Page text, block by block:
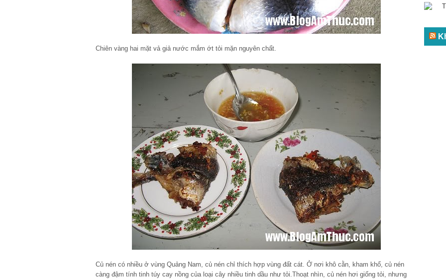
Chiên vàng hai mặt vả giả nước mắm ớt tỏi mặn nguyên chất.
Củ nén có nhiều ở vùng Quảng Nam, củ nén chỉ thích hợp vùng đất cát. Ở nơi khô cằn, kham khổ, củ nén
càng đậm tính tinh túy cay nồng của loại cây nhiều tinh dầu như tỏi.Thoạt nhìn, củ nén hơi giống tỏi, nhưng